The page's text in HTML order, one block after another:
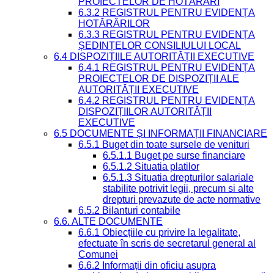
6.3.2 REGISTRUL PENTRU EVIDENȚA
HOTĂRÂRILOR
6.3.3 REGISTRUL PENTRU EVIDENȚA
ȘEDINȚELOR CONSILIULUI LOCAL
6.4 DISPOZIȚIILE AUTORITĂȚII EXECUTIVE
6.4.1 REGISTRUL PENTRU EVIDENȚA
PROIECTELOR DE DISPOZIȚII ALE
AUTORITĂȚII EXECUTIVE
6.4.2 REGISTRUL PENTRU EVIDENȚA
DISPOZIȚIILOR AUTORITĂȚII
EXECUTIVE
6.5 DOCUMENTE ȘI INFORMAȚII FINANCIARE
6.5.1 Buget din toate sursele de venituri
6.5.1.1 Buget pe surse financiare
6.5.1.2 Situatia platilor
6.5.1.3 Situatia drepturilor salariale
stabilite potrivit legii, precum si alte
drepturi prevazute de acte normative
6.5.2 Bilanturi contabile
6.6. ALTE DOCUMENTE
6.6.1 Obiecțiile cu privire la legalitate,
efectuate în scris de secretarul general al
Comunei
6.6.2 Informații din oficiu asupra